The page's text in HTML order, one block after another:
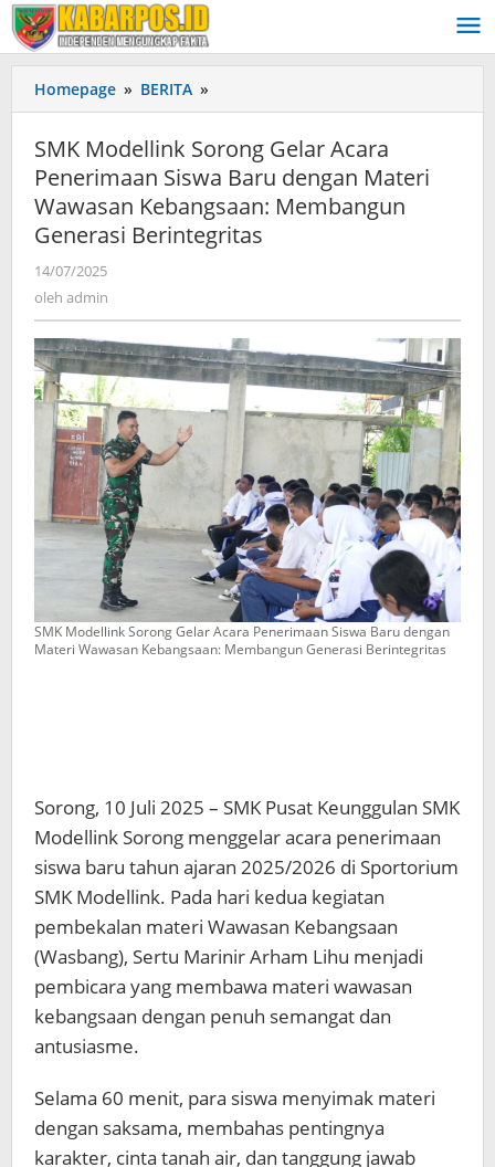
Lewati
ke
konten
Homepage » BERITA »
Modellink
Gelar
Acara
Penerimaan
Siswa
Baru
Wawasan
Kebangsaan:
Membangun
Generasi
Berintegritas
SMK Modellink Sorong Gelar Acara
Penerimaan Siswa Baru dengan Materi
Wawasan Kebangsaan: Membangun
Generasi Berintegritas
14/07/2025
oleh admin
SMK Modellink Sorong Gelar Acara Penerimaan Siswa Baru dengan
Materi Wawasan Kebangsaan: Membangun Generasi Berintegritas
Sorong, 10 Juli 2025 – SMK Pusat Keunggulan SMK
Modellink Sorong menggelar acara penerimaan
siswa baru tahun ajaran 2025/2026 di Sportorium
SMK Modellink. Pada hari kedua kegiatan
pembekalan materi Wawasan Kebangsaan
(Wasbang), Sertu Marinir Arham Lihu menjadi
pembicara yang membawa materi wawasan
kebangsaan dengan penuh semangat dan
antusiasme.
Selama 60 menit, para siswa menyimak materi
dengan saksama, membahas pentingnya
karakter, cinta tanah air, dan tanggung jawab